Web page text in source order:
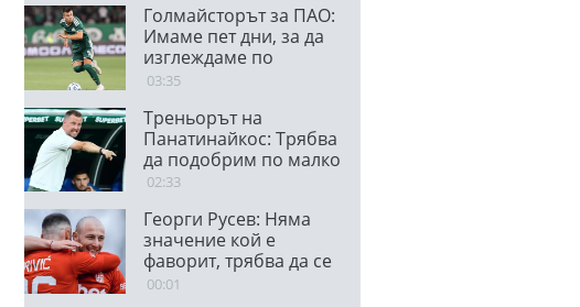
Голмайсторът за ПАО:
Имаме пет дни, за да
изглеждаме по
различен начин в
03:35
Треньорът на
Панатинайкос: Трябва
да подобрим по малко
от всичко за реванша
02:33
Георги Русев: Няма
значение кой е
фаворит, трябва да се
гордеем
00:01